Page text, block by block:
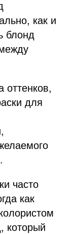
как и
блонд
для
часто
как
который